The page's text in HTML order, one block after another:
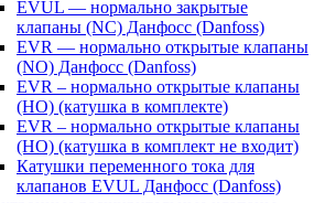
EVUL — нормально закрытые
клапаны (NC) Данфосс (Danfoss)
EVR — нормально открытые клапаны
(NO) Данфосс (Danfoss)
EVR – нормально открытые клапаны
(НО) (катушка в комплекте)
EVR – нормально открытые клапаны
(НО) (катушка в комплект не входит)
Катушки переменного тока для
клапанов EVUL Данфосс (Danfoss)